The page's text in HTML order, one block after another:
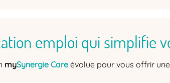
emploi qui simplifie
mySynergie Care évolue pour vous offrir